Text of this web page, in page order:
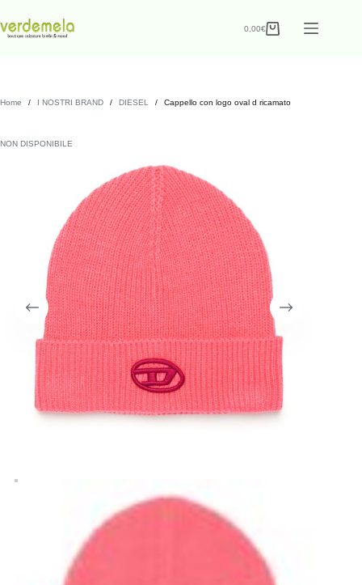
0,00€
Home / I NOSTRI BRAND / DIESEL / Cappello con logo oval d ricamato
NON DISPONIBILE